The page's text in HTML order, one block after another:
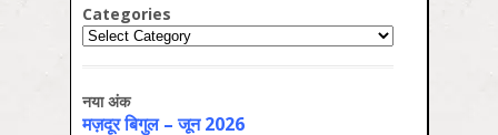
Categories
Categories
नया अंक
मज़दूर बिगुल – जून 2026